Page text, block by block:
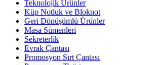
Teknolojik Ürünler
Küp Notluk ve Bloknot
Geri Dönüşümlü Ürünler
Masa Sümenleri
Sekreterlik
Evrak Çantası
Promosyon Sırt Çantası